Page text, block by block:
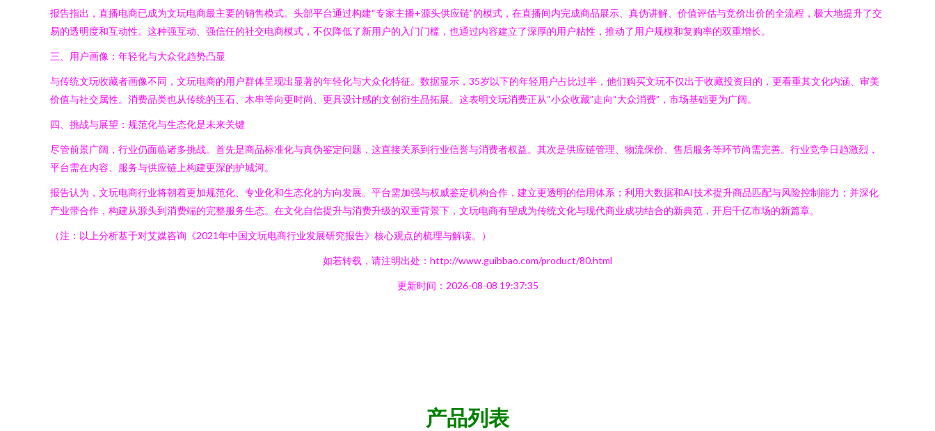
报告指出，直播电商已成为文玩电商最主要的销售模式。头部平台通过构建“专家主播+源头供应链”的模式，在直播间内完成商品展示、真伪讲解、价值评估与竞价出价的全流程，极大地提升了交
易的透明度和互动性。这种强互动、强信任的社交电商模式，不仅降低了新用户的入门门槛，也通过内容建立了深厚的用户粘性，推动了用户规模和复购率的双重增长。
三、用户画像：年轻化与大众化趋势凸显
与传统文玩收藏者画像不同，文玩电商的用户群体呈现出显著的年轻化与大众化特征。数据显示，35岁以下的年轻用户占比过半，他们购买文玩不仅出于收藏投资目的，更看重其文化内涵、审美
价值与社交属性。消费品类也从传统的玉石、木串等向更时尚、更具设计感的文创衍生品拓展。这表明文玩消费正从“小众收藏”走向“大众消费”，市场基础更为广阔。
四、挑战与展望：规范化与生态化是未来关键
尽管前景广阔，行业仍面临诸多挑战。首先是商品标准化与真伪鉴定问题，这直接关系到行业信誉与消费者权益。其次是供应链管理、物流保价、售后服务等环节尚需完善。行业竞争日趋激烈，
平台需在内容、服务与供应链上构建更深的护城河。
报告认为，文玩电商行业将朝着更加规范化、专业化和生态化的方向发展。平台需加强与权威鉴定机构合作，建立更透明的信用体系；利用大数据和AI技术提升商品匹配与风险控制能力；并深化
产业带合作，构建从源头到消费端的完整服务生态。在文化自信提升与消费升级的双重背景下，文玩电商有望成为传统文化与现代商业成功结合的新典范，开启千亿市场的新篇章。
（注：以上分析基于对艾媒咨询《2021年中国文玩电商行业发展研究报告》核心观点的梳理与解读。）
如若转载，请注明出处：http://www.guibbao.com/product/80.html
更新时间：2026-08-08 19:37:35
产品列表